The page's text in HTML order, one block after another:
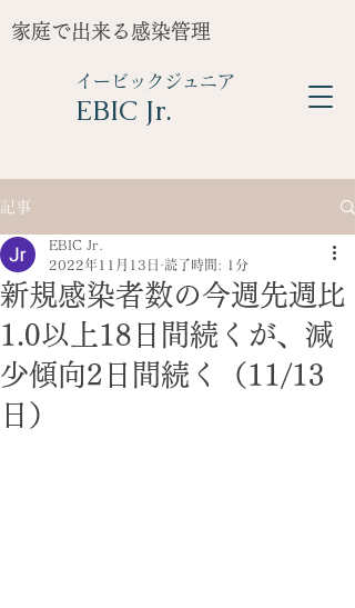
家庭で出来る感染管理
イービックジュニア
​EBIC Jr.
記事
新規感染者数の今週先週比
1.0以上18日間続くが、減
少傾向2日間続く（11/13
日）
EBIC Jr.
2022年11月13日
読了時間: 1分